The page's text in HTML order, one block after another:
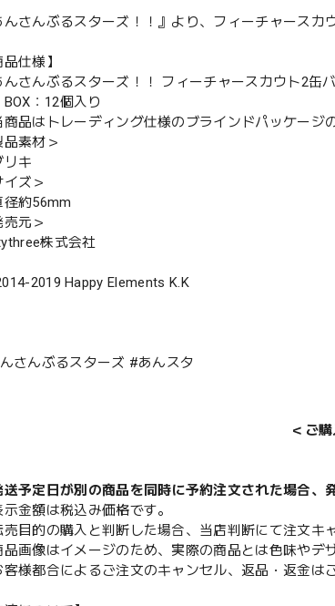
んさんぶるスターズ！！』より、フィーチャースカ
品仕様】
んさんぶるスターズ！！ フィーチャースカウト2缶
：12個入り
品はトレーディング仕様のブラインドパッケージ
品素材＞
リキ
イズ＞
径約56mm
売元＞
株式会社
2019 Happy Elements K.K
さんぶるスターズ #あんスタ
＜ご
送予定日が別の商品を同時に予約注文された場合
示金額は税込み価格です。
売目的の購入と判断した場合、当店判断にて注文キ
品画像はイメージのため、実際の商品とは色味やデ
客様都合によるご注文のキャンセル、返品・返金は